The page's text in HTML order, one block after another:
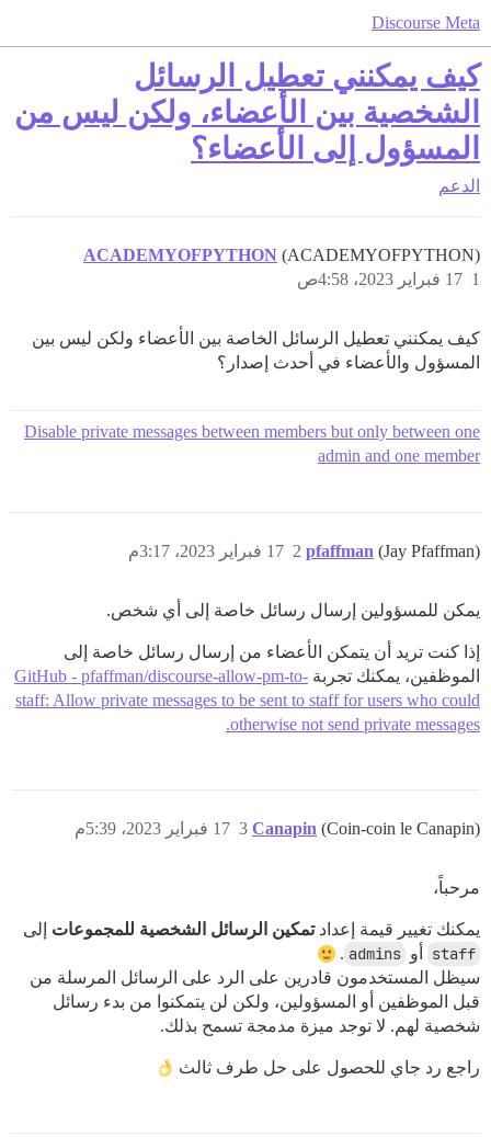
Discourse Meta
كيف يمكنني تعطيل الرسائل
الشخصية بين الأعضاء، ولكن ليس من
المسؤول إلى الأعضاء؟
الدعم
ACADEMYOFPYTHON (ACADEMYOFPYTHON)
17 فبراير 2023، 4:58ص 1
كيف يمكنني تعطيل الرسائل الخاصة بين الأعضاء ولكن ليس بين
المسؤول والأعضاء في أحدث إصدار؟
Disable private messages between members but only between one
admin and one member
pfaffman (Jay Pfaffman) 17 فبراير 2023، 3:17م 2
يمكن للمسؤولين إرسال رسائل خاصة إلى أي شخص.
إذا كنت تريد أن يتمكن الأعضاء من إرسال رسائل خاصة إلى
الموظفين، يمكنك تجربة GitHub - pfaffman/discourse-allow-pm-to-
staff: Allow private messages to be sent to staff for users who could
otherwise not send private messages.
Canapin (Coin-coin le Canapin) 17 فبراير 2023، 5:39م 3
مرحباً،
يمكنك تغيير قيمة إعدادتمكين الرسائل الشخصية للمجموعات إلى
staff أو admins
.
سيظل المستخدمون قادرين على الرد على الرسائل المرسلة من
قبل الموظفين أو المسؤولين، ولكن لن يتمكنوا من بدء رسائل
شخصية لهم. لا توجد ميزة مدمجة تسمح بذلك.
راجع رد جاي للحصول على حل طرف ثالث